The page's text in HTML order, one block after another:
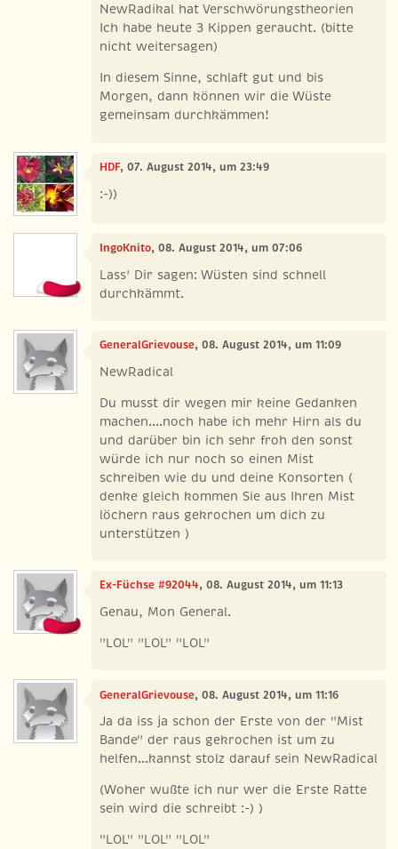
NewRadikal hat Verschwörungstheorien
Ich habe heute 3 Kippen geraucht. (bitte
nicht weitersagen)
In diesem Sinne, schlaft gut und bis
Morgen, dann können wir die Wüste
gemeinsam durchkämmen!
HDF, 07. August 2014, um 23:49
:-))
IngoKnito, 08. August 2014, um 07:06
Lass' Dir sagen: Wüsten sind schnell
durchkämmt.
GeneralGrievouse, 08. August 2014, um 11:09
NewRadical
Du musst dir wegen mir keine Gedanken
machen....noch habe ich mehr Hirn als du
und darüber bin ich sehr froh den sonst
würde ich nur noch so einen Mist
schreiben wie du und deine Konsorten (
denke gleich kommen Sie aus Ihren Mist
löchern raus gekrochen um dich zu
unterstützen )
Ex-Füchse #92044, 08. August 2014, um 11:13
Genau, Mon General.
"LOL" "LOL" "LOL"
GeneralGrievouse, 08. August 2014, um 11:16
Ja da iss ja schon der Erste von der "Mist
Bande" der raus gekrochen ist um zu
helfen...kannst stolz darauf sein NewRadical
(Woher wußte ich nur wer die Erste Ratte
sein wird die schreibt :-) )
"LOL" "LOL" "LOL"